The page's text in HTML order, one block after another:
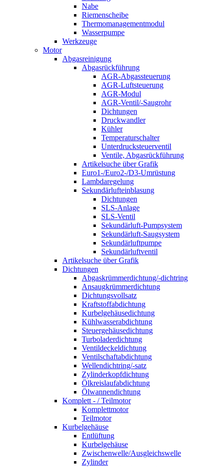
Nabe
Riemenscheibe
Thermomanagementmodul
Wasserpumpe
Werkzeuge
Motor
Abgasreinigung
Abgasrückführung
AGR-Abgassteuerung
AGR-Luftsteuerung
AGR-Modul
AGR-Ventil/-Saugrohr
Dichtungen
Druckwandler
Kühler
Temperaturschalter
Unterdrucksteuerventil
Ventile, Abgasrückführung
Artikelsuche über Grafik
Euro1-/Euro2-/D3-Umrüstung
Lambdaregelung
Sekundärlufteinblasung
Dichtungen
SLS-Anlage
SLS-Ventil
Sekundärluft-Pumpsystem
Sekundärluft-Saugsystem
Sekundärluftpumpe
Sekundärluftventil
Artikelsuche über Grafik
Dichtungen
Abgaskrümmerdichtung/-dichtring
Ansaugkrümmerdichtung
Dichtungsvollsatz
Kraftstoffabdichtung
Kurbelgehäusedichtung
Kühlwasserabdichtung
Steuergehäusedichtung
Turboladerdichtung
Ventildeckeldichtung
Ventilschaftabdichtung
Wellendichtring/-satz
Zylinderkopfdichtung
Ölkreislaufabdichtung
Ölwannendichtung
Komplett - / Teilmotor
Komplettmotor
Teilmotor
Kurbelgehäuse
Entlüftung
Kurbelgehäuse
Zwischenwelle/Ausgleichswelle
Zylinder